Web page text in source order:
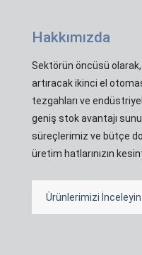
Hakkımızda
Sektörün öncüsü
artıracak ikinci el
tezgahları ve
geniş stok avantajı
süreçlerimiz ve bütçe
üretim hatlarınızın
Ürünlerimizi İnceleyin